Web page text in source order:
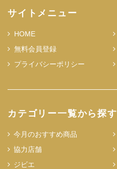
サイトメニュー
HOME
無料会員登録
プライバシーポリシー
カテゴリー一覧から探す
今月のおすすめ商品
協力店舗
ジビエ